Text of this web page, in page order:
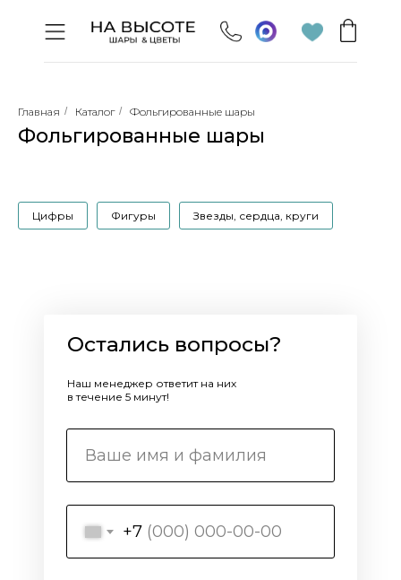
Главная / Каталог / Фольгированные шары
Фольгированные шары
Цифры Фигуры Звезды, сердца, круги
+7
Остались вопросы?
Наш менеджер ответит на них
в течение 5 минут!